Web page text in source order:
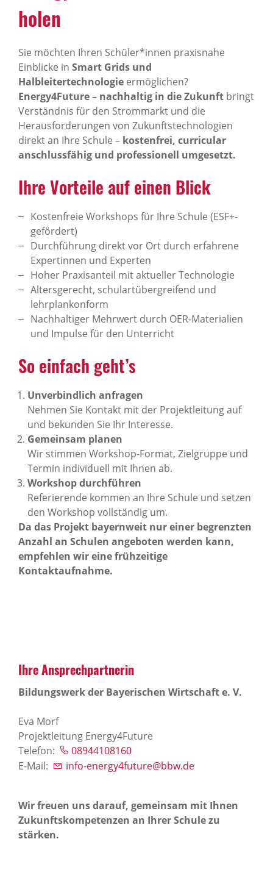
holen
Sie möchten Ihren Schüler*innen praxisnahe
Einblicke in Smart Grids und
Halbleitertechnologie ermöglichen?
Energy4Future – nachhaltig in die Zukunft bringt
Verständnis für den Strommarkt und die
Herausforderungen von Zukunftstechnologien
direkt an Ihre Schule – kostenfrei, curricular
anschlussfähig und professionell umgesetzt.
Ihre Vorteile auf einen Blick
Kostenfreie Workshops für Ihre Schule (ESF+-
gefördert)
Durchführung direkt vor Ort durch erfahrene
Expertinnen und Experten
Hoher Praxisanteil mit aktueller Technologie
Altersgerecht, schulartübergreifend und
lehrplankonform
Nachhaltiger Mehrwert durch OER-Materialien
und Impulse für den Unterricht
So einfach geht’s
Unverbindlich anfragen
Nehmen Sie Kontakt mit der Projektleitung auf
und bekunden Sie Ihr Interesse.
Gemeinsam planen
Wir stimmen Workshop-Format, Zielgruppe und
Termin individuell mit Ihnen ab.
Workshop durchführen
Referierende kommen an Ihre Schule und setzen
den Workshop vollständig um.
Da das Projekt bayernweit nur einer begrenzten
Anzahl an Schulen angeboten werden kann,
empfehlen wir eine frühzeitige
Kontaktaufnahme.
Ihre Ansprech­part­nerin
Bildungswerk der Bayerischen Wirtschaft e. V.
Eva Morf
Projektleitung Energy4Future
Telefon:
08944108160
E-Mail:
info-energy4future@bbw.de
Wir freuen uns darauf, gemeinsam mit Ihnen
Zukunftskompetenzen an Ihrer Schule zu
stärken.